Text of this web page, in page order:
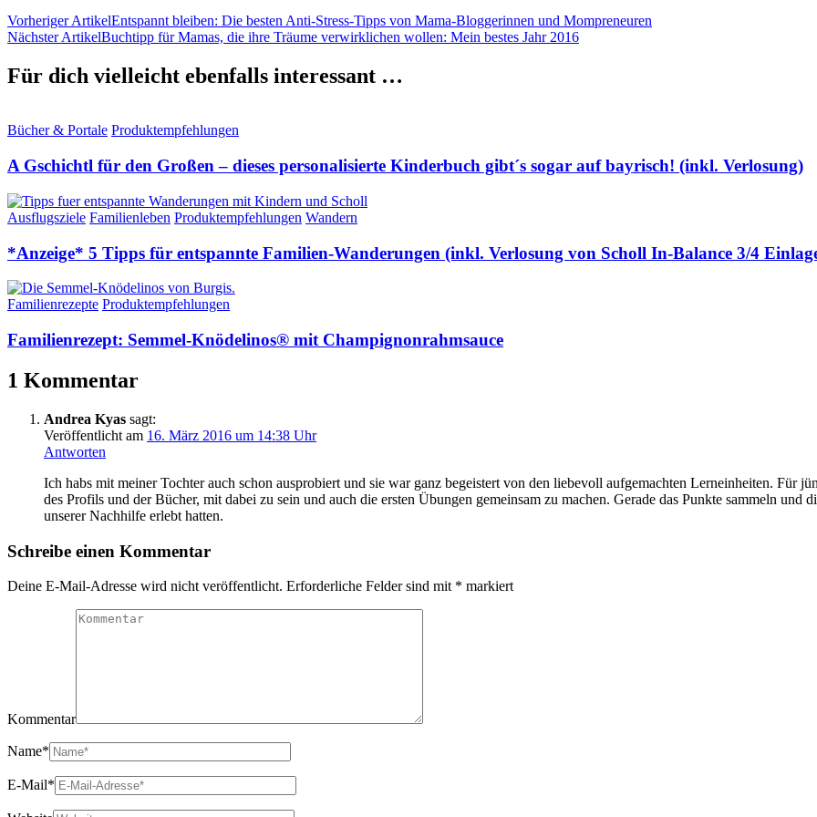
Vorheriger ArtikelEntspannt bleiben: Die besten Anti-Stress-Tipps von Mama-Bloggerinnen und Mompreneuren
Nächster ArtikelBuchtipp für Mamas, die ihre Träume verwirklichen wollen: Mein bestes Jahr 2016
Für dich vielleicht ebenfalls interessant …
Bücher & Portale Produktempfehlungen
A Gschichtl für den Großen – dieses personalisierte Kinderbuch gibt´s sogar auf bayrisch! (inkl. Verlosung)
Ausflugsziele Familienleben Produktempfehlungen Wandern
*Anzeige* 5 Tipps für entspannte Familien-Wanderungen (inkl. Verlosung von Scholl In-Balance 3/4
Familienrezepte Produktempfehlungen
Familienrezept: Semmel-Knödelinos® mit Champignonrahmsauce
1 Kommentar
Andrea Kyas sagt:
Veröffentlicht am 16. März 2016 um 14:38 Uhr
Antworten
Ich habs mit meiner Tochter auch schon ausprobiert und sie war ganz begeistert von den liebevoll aufgemachten Lerneinheiten. Für
des Profils und der Bücher, mit dabei zu sein und auch die ersten Übungen gemeinsam zu machen. Gerade das Punkte sammeln
unserer Nachhilfe erlebt hatten.
Schreibe einen Kommentar
Deine E-Mail-Adresse wird nicht veröffentlicht. Erforderliche Felder sind mit * markiert
Kommentar
Name*
E-Mail*